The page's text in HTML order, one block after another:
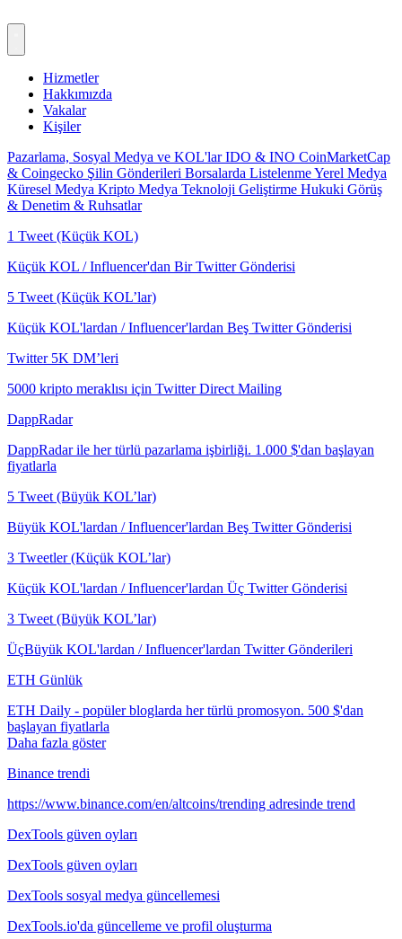
Hizmetler
Hakkımızda
Vakalar
Kişiler
Pazarlama, Sosyal Medya ve KOL'larIDO & INO CoinMarketCap
& Coingecko Şilin Gönderileri Borsalarda ListelenmeYerel Medya
Küresel Medya Kripto Medya Teknoloji Geliştirme Hukuki Görüş
& Denetim & Ruhsatlar
1 Tweet (Küçük KOL)
Küçük KOL / Influencer'dan Bir Twitter Gönderisi
5 Tweet (Küçük KOL’lar)
Küçük KOL'lardan / Influencer'lardan Beş Twitter Gönderisi
Twitter 5K DM’leri
5000 kripto meraklısı için Twitter Direct Mailing
DappRadar
DappRadar ile her türlü pazarlama işbirliği. 1.000 $'dan başlayan
fiyatlarla
5 Tweet (Büyük KOL’lar)
Büyük KOL'lardan / Influencer'lardan Beş Twitter Gönderisi
3 Tweetler (Küçük KOL’lar)
Küçük KOL'lardan / Influencer'lardan Üç Twitter Gönderisi
3 Tweet (Büyük KOL’lar)
ÜçBüyük KOL'lardan / Influencer'lardan Twitter Gönderileri
ETH Günlük
ETH Daily - popüler bloglarda her türlü promosyon. 500 $'dan
başlayan fiyatlarla
Daha fazla göster
Binance trendi
https://www.binance.com/en/altcoins/trending adresinde trend
DexTools güven oyları
DexTools güven oyları
DexTools sosyal medya güncellemesi
DexTools.io'da güncelleme ve profil oluşturma